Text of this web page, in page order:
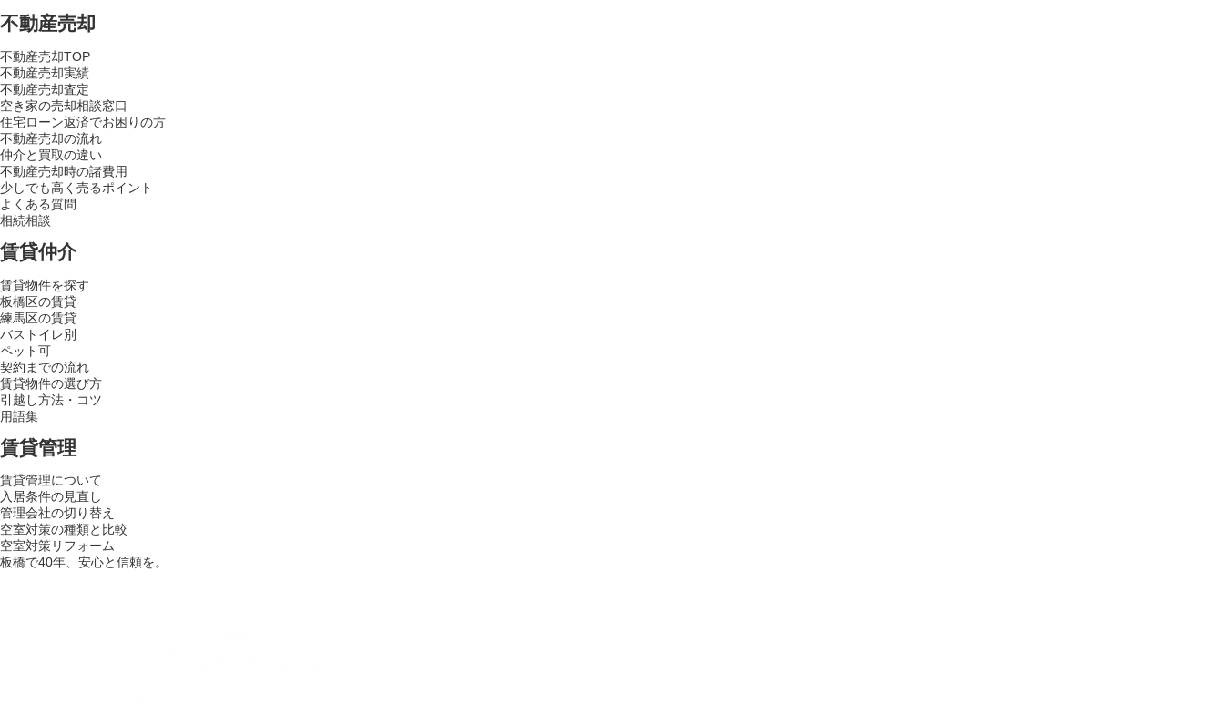
不動産売却
不動産売却TOP
不動産売却実績
不動産売却査定
空き家の売却相談窓口
住宅ローン返済でお困りの方
不動産売却の流れ
仲介と買取の違い
不動産売却時の諸費用
少しでも高く売るポイント
よくある質問
相続相談
賃貸仲介
賃貸物件を探す
板橋区の賃貸
練馬区の賃貸
バストイレ別
ペット可
契約までの流れ
賃貸物件の選び方
引越し方法・コツ
用語集
賃貸管理
賃貸管理について
入居条件の見直し
管理会社の切り替え
空室対策の種類と比較
空室対策リフォーム
板橋で40年、安心と信頼を。